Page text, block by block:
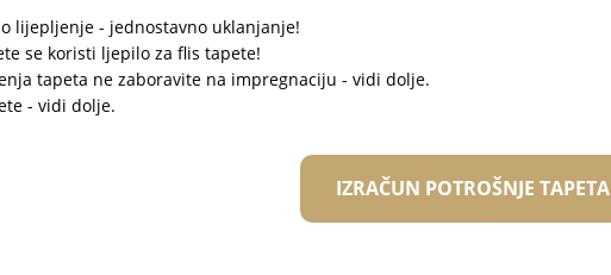
lijepljenje - jednostavno uklanjanje!
se koristi ljepilo za flis tapete!
tapeta ne zaboravite na impregnaciju - vidi dolje.
- vidi dolje.
IZRAČUN POTROŠNJE TAPETA